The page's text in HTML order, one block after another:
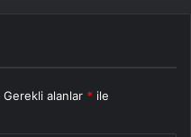
Gerekli alanlar * ile